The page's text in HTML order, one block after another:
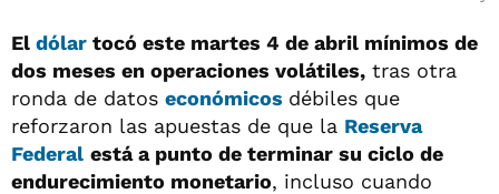
El dólar tocó este martes 4 de abril mínimos de
dos meses en operaciones volátiles, tras otra
ronda de datos económicos débiles que
reforzaron las apuestas de que la Reserva
Federal está a punto de terminar su ciclo de
endurecimiento monetario, incluso cuando